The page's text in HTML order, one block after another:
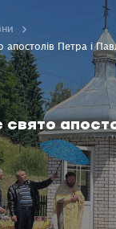
апостолів Петра і